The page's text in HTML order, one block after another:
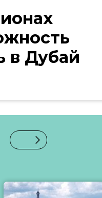
в Дубай